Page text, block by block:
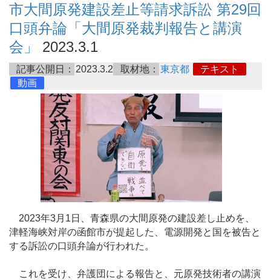
市大間原発建設差止等請求訴訟 第29回
口頭弁論「大間原発裁判報告と講演
会」
2023.3.1
記事公開日： 2023.3.2 取材地： 東京都
テキスト
動画
2023年3月1日、青森県の大間原発の建設差し止めを、
津軽海峡対岸の函館市が提起した、電源開発と国を被告と
する訴訟の口頭弁論が行われた。
これを受け、弁護団による報告と、元原発技術者の講演